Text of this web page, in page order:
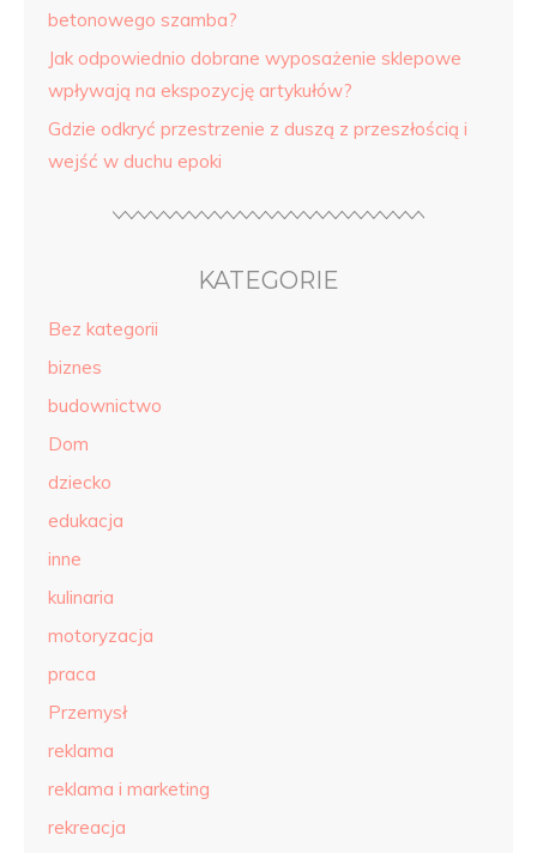
betonowego szamba?
Jak odpowiednio dobrane wyposażenie sklepowe
wpływają na ekspozycję artykułów?
Gdzie odkryć przestrzenie z duszą z przeszłością i
wejść w duchu epoki
KATEGORIE
Bez kategorii
biznes
budownictwo
Dom
dziecko
edukacja
inne
kulinaria
motoryzacja
praca
Przemysł
reklama
reklama i marketing
rekreacja